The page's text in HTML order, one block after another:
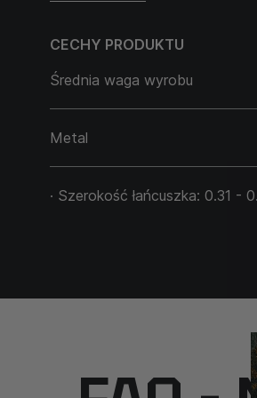
"EVIG" to coś więcej niż
równowagi, determinacji i
CECHY PRODUKTU
Średnia waga wyrobu
Metal
· Szerokość łańcuszka: 0.31 -